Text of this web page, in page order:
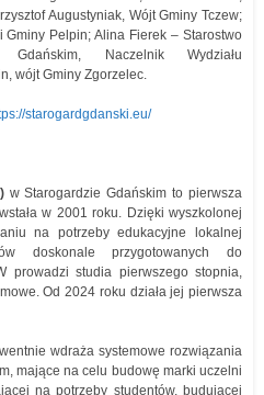
Augustyniak, Wójt Gminy Tczew;
Gminy Pelpin; Alina Fierek – Starostwo
Naczelnik Wydziału
wójt Gminy Zgorzelec.
starogardgdanski.eu/
w Starogardzie Gdańskim to pierwsza
w 2001 roku. Dzięki wyszkolonej
na potrzeby edukacyjne lokalnej
doskonale przygotowanych do
prowadzi studia pierwszego stopnia,
Od 2024 roku działa jej pierwsza
wdraża systemowe rozwiązania
mające na celu budowę marki uczelni
na potrzeby studentów, budującej